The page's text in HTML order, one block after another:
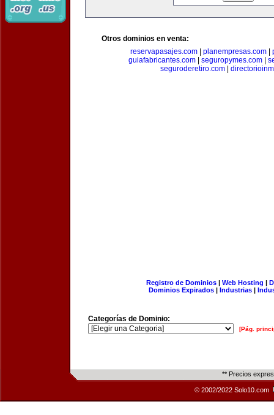
Otros dominios en venta:
reservapasajes.com
planempresas.com
guiafabricantes.com| seguropymes.com|
seguroderetiro.com|
Registro de Dominios| Web Hosting |
Dominios Expirados | Industrias |
Categorías de Dominio:
[Pág.
** Precios
© 2002/2022 Solo10.com